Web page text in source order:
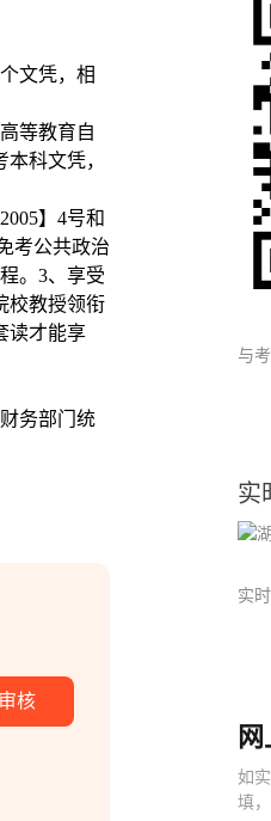
文凭，相
等教育自
科文凭，
】4号和
考公共政治
。3、享受
校教授领衔
读才能享
务部门统
与
实
实
如
填